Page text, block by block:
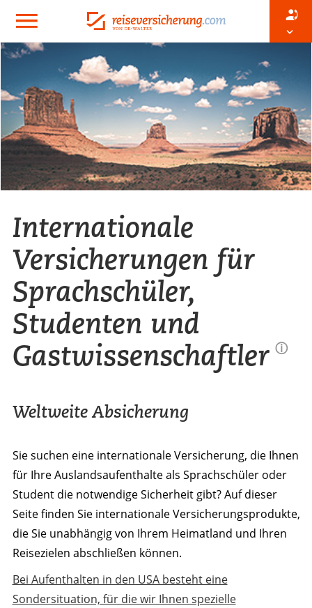
Internationale
Versicherungen für
Sprachschüler,
Studenten und
Gastwissenschaftlerⓘ
Weltweite Absicherung
Sie suchen eine internationale Versicherung, die Ihnen
für Ihre Auslandsaufenthalte als Sprachschüler oder
Student die notwendige Sicherheit gibt? Auf dieser
Seite finden Sie internationale Versicherungsprodukte,
die Sie unabhängig von Ihrem Heimatland und Ihren
Reisezielen abschließen können.
Bei Aufenthalten in den USA besteht eine
Sondersituation, für die wir Ihnen spezielle